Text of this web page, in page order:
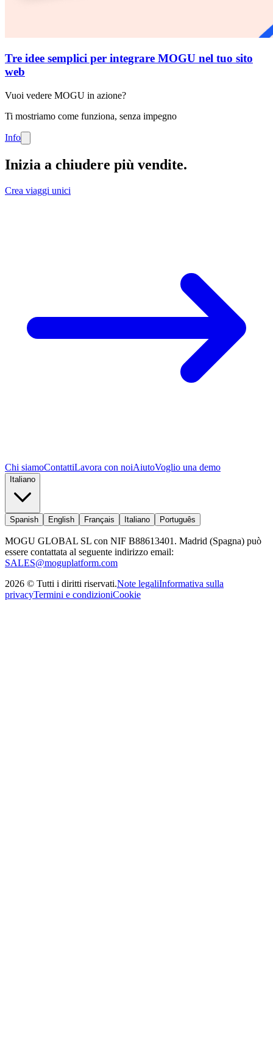
Tre idee semplici per integrare MOGU nel tuo sito
web
Vuoi vedere MOGU in azione?
Ti mostriamo come funziona, senza impegno
Info
Inizia a chiudere più vendite.
Crea viaggi unici
Chi siamoContattiLavora con noiAiutoVoglio una demo
Italiano
Spanish English Français Italiano Português
MOGU GLOBAL SL con NIF B88613401. Madrid (Spagna) può
essere contattata al seguente indirizzo email:
SALES@moguplatform.com
2026 © Tutti i diritti riservati.Note legaliInformativa sulla
privacyTermini e condizioniCookie